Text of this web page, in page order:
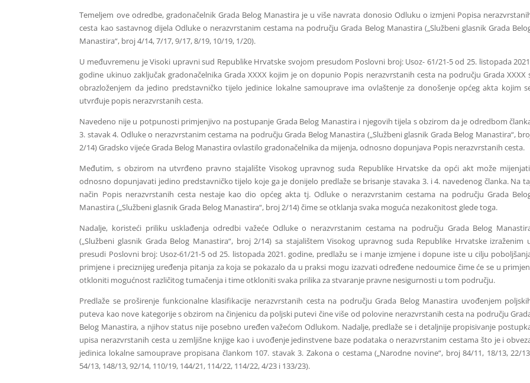
Temeljem ove odredbe, gradonačelnik Grada Belog Manastira je u više navrata donosio Odluku o izmjeni Popisa
cesta kao sastavnog dijela Odluke o nerazvrstanim cestama na području Grada Belog Manastira („Službeni glasnik Grada
Manastira“, broj 4/14, 7/17, 9/17, 8/19, 10/19, 1/20).
U međuvremenu je Visoki upravni sud Republike Hrvatske svojom presudom Poslovni broj: Usoz- 61/21-5 od 25. listopada
godine ukinuo zaključak gradonačelnika Grada XXXX kojim je on dopunio Popis nerazvrstanih cesta na području Grada XXXX
obrazloženjem da jedino predstavničko tijelo jedinice lokalne samouprave ima ovlaštenje za donošenje općeg akta kojim
utvrđuje popis nerazvrstanih cesta.
Navedeno nije u potpunosti primjenjivo na postupanje Grada Belog Manastira i njegovih tijela s obzirom da je odredbom
3. stavak 4. Odluke o nerazvrstanim cestama na području Grada Belog Manastira („Službeni glasnik Grada Belog Manastira“,
2/14) Gradsko vijeće Grada Belog Manastira ovlastilo gradonačelnika da mijenja, odnosno dopunjava Popis nerazvrstanih cesta.
Međutim, s obzirom na utvrđeno pravno stajalište Visokog upravnog suda Republike Hrvatske da opći akt može
odnosno dopunjavati jedino predstavničko tijelo koje ga je donijelo predlaže se brisanje stavaka 3. i 4. navedenog članka. Na
način Popis nerazvrstanih cesta nestaje kao dio općeg akta tj. Odluke o nerazvrstanim cestama na području Grada
Manastira („Službeni glasnik Grada Belog Manastira“, broj 2/14) čime se otklanja svaka moguća nezakonitost glede toga.
Nadalje, koristeći priliku usklađenja odredbi važeće Odluke o nerazvrstanim cestama na području Grada Belog
(„Službeni glasnik Grada Belog Manastira“, broj 2/14) sa stajalištem Visokog upravnog suda Republike Hrvatske izraženim
presudi Poslovni broj: Usoz-61/21-5 od 25. listopada 2021. godine, predlažu se i manje izmjene i dopune iste u cilju
primjene i preciznijeg uređenja pitanja za koja se pokazalo da u praksi mogu izazvati određene nedoumice čime će se u
otkloniti mogućnost različitog tumačenja i time otkloniti svaka prilika za stvaranje pravne nesigurnosti u tom području.
Predlaže se proširenje funkcionalne klasifikacije nerazvrstanih cesta na području Grada Belog Manastira uvođenjem
puteva kao nove kategorije s obzirom na činjenicu da poljski putevi čine više od polovine nerazvrstanih cesta na području
Belog Manastira, a njihov status nije posebno uređen važećom Odlukom. Nadalje, predlaže se i detaljnije propisivanje
upisa nerazvrstanih cesta u zemljišne knjige kao i uvođenje jedinstvene baze podataka o nerazvrstanim cestama što je i
jedinica lokalne samouprave propisana člankom 107. stavak 3. Zakona o cestama („Narodne novine“, broj 84/11, 18/13, 22/
54/13, 148/13, 92/14, 110/19, 144/21, 114/22, 114/22, 4/23 i 133/23).